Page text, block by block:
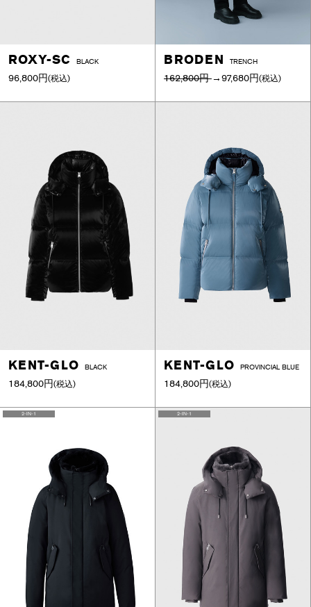
ROXY-SC BLACK
96,800円(税込)
BRODEN TRENCH
162,800円→97,680円(税込)
KENT-GLO BLACK
184,800円(税込)
KENT-GLO PROVINCIAL BLUE
184,800円(税込)
2-IN-1 2-IN-1